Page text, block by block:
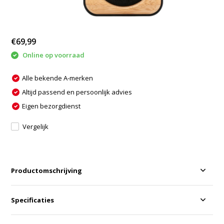
€69,99
Online op voorraad
Alle bekende A-merken
Altijd passend en persoonlijk advies
Eigen bezorgdienst
Vergelijk
Productomschrijving
Specificaties